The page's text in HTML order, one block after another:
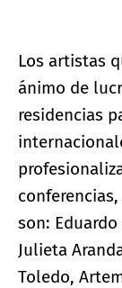
Los artistas
ánimo de
residencias
son:
Julieta
Toledo,